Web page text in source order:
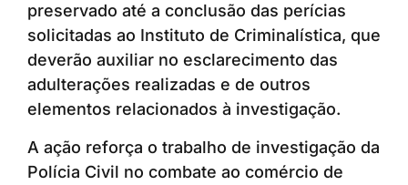
preservado até a conclusão das perícias
solicitadas ao Instituto de Criminalística, que
deverão auxiliar no esclarecimento das
adulterações realizadas e de outros
elementos relacionados à investigação.
A ação reforça o trabalho de investigação da
Polícia Civil no combate ao comércio de